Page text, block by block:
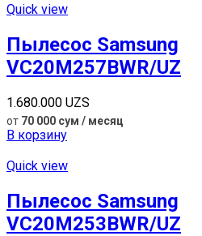
Quick view
Пылесос Samsung
VC20M257BWR/UZ
1.680.000 UZS
от 70 000 сум / месяц
В корзину
Quick view
Пылесос Samsung
VC20M253BWR/UZ